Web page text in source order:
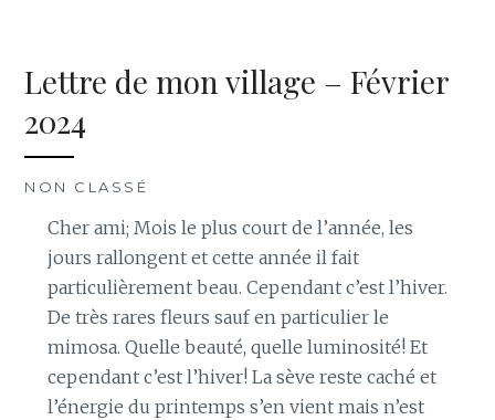
Lettre de mon village – Février
2024
NON CLASSÉ
Cher ami; Mois le plus court de l’année, les
jours rallongent et cette année il fait
particulièrement beau. Cependant c’est l’hiver.
De très rares fleurs sauf en particulier le
mimosa. Quelle beauté, quelle luminosité! Et
cependant c’est l’hiver! La sève reste caché et
l’énergie du printemps s’en vient mais n’est